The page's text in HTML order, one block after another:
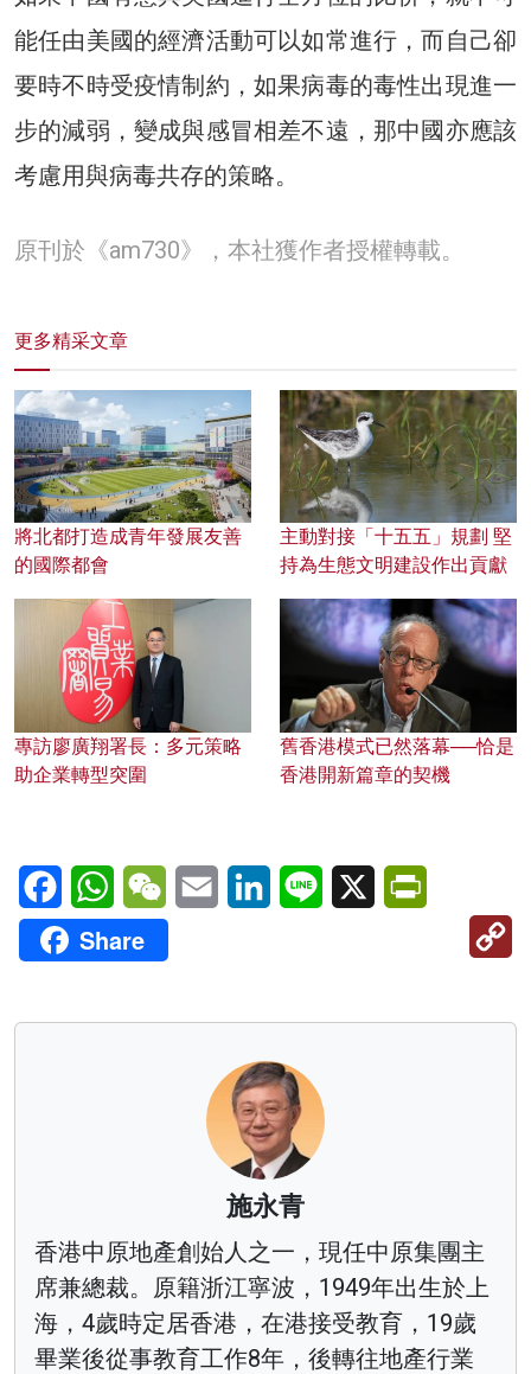
能任由美國的經濟活動可以如常進行，而自己卻
要時不時受疫情制約，如果病毒的毒性出現進一
步的減弱，變成與感冒相差不遠，那中國亦應該
考慮用與病毒共存的策略。
原刊於《am730》，本社獲作者授權轉載。
更多精采文章
將北都打造成青年發展友善
的國際都會
主動對接「十五五」規劃 堅
持為生態文明建設作出貢獻
專訪廖廣翔署長：多元策略
助企業轉型突圍
舊香港模式已然落幕──恰是
香港開新篇章的契機
FacebookWhatsAppWeChatEmail LinkedInLine X
Share
施永青
香港中原地產創始人之一，現任中原集團主
席兼總裁。原籍浙江寧波，1949年出生於上
海，4歲時定居香港，在港接受教育，19歲
畢業後從事教育工作8年，後轉往地產行業